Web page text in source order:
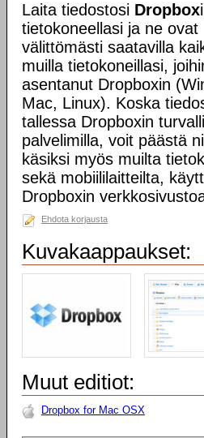
Laita tiedostosi Dropbox
tietokoneellasi ja ne ovat
välittömästi saatavilla
muilla tietokoneillasi,
asentanut Dropboxin
Mac, Linux). Koska
tallessa Dropboxin
palvelimilla, voit päästä
käsiksi myös muilta
sekä mobiililaitteilta,
Dropboxin
Ehdota korjausta
Kuvakaappaukset:
Muut editiot:
Dropbox for Mac OSX